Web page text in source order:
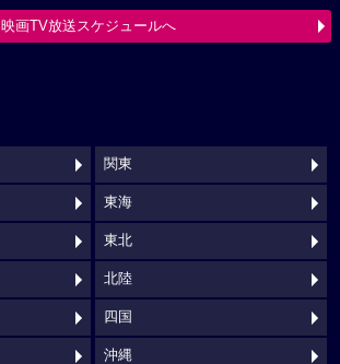
映画TV放送スケジュールへ
関東
東海
東北
北陸
四国
沖縄